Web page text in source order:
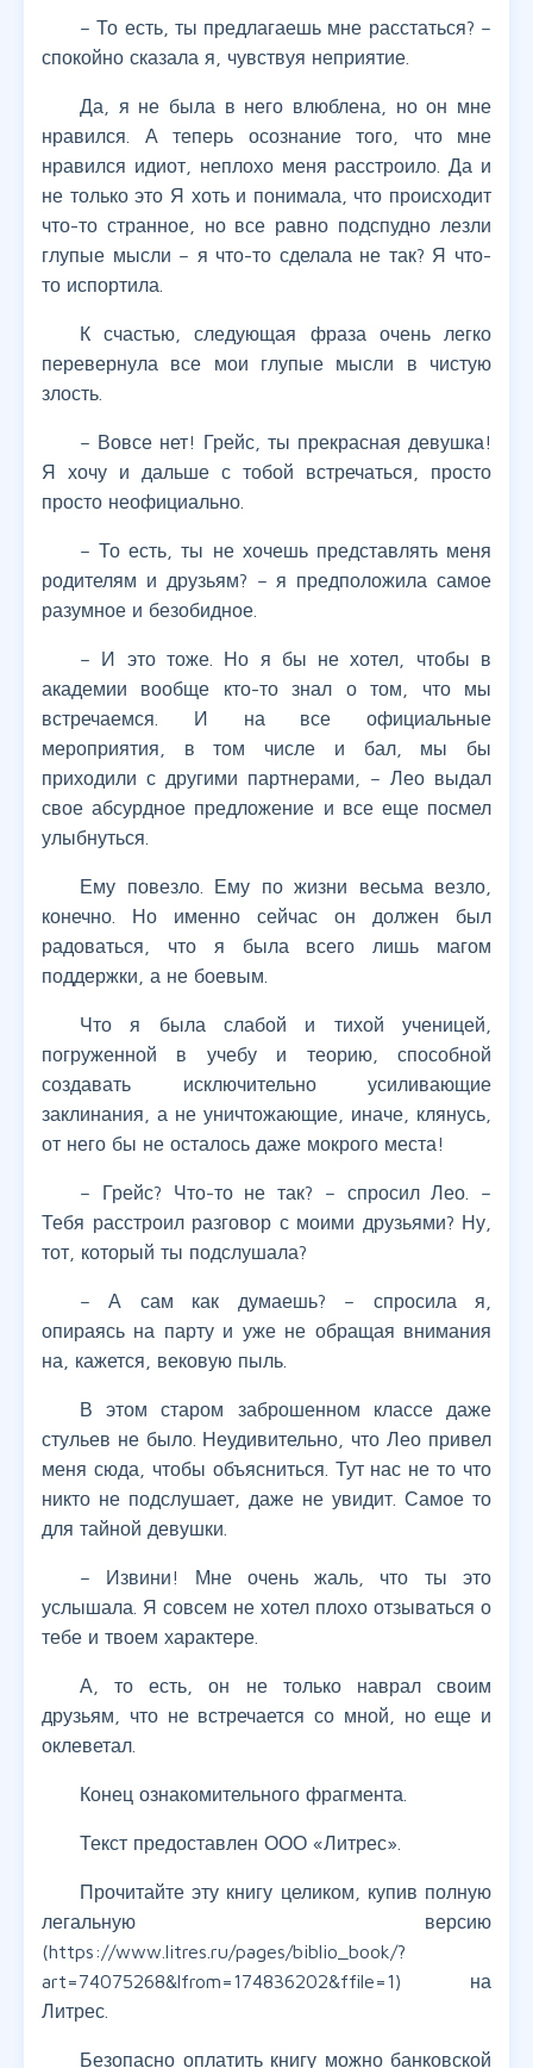
– То есть, ты предлагаешь мне расстаться? –
спокойно сказала я, чувствуя неприятие.
Да, я не была в него влюблена, но он мне
нравился. А теперь осознание того, что мне
нравился идиот, неплохо меня расстроило. Да и
не только это Я хоть и понимала, что происходит
что-то странное, но все равно подспудно лезли
глупые мысли – я что-то сделала не так? Я что-
то испортила.
К счастью, следующая фраза очень легко
перевернула все мои глупые мысли в чистую
злость.
– Вовсе нет! Грейс, ты прекрасная девушка!
Я хочу и дальше с тобой встречаться, просто
просто неофициально.
– То есть, ты не хочешь представлять меня
родителям и друзьям? – я предположила самое
разумное и безобидное.
– И это тоже. Но я бы не хотел, чтобы в
академии вообще кто-то знал о том, что мы
встречаемся. И на все официальные
мероприятия, в том числе и бал, мы бы
приходили с другими партнерами, – Лео выдал
свое абсурдное предложение и все еще посмел
улыбнуться.
Ему повезло. Ему по жизни весьма везло,
конечно. Но именно сейчас он должен был
радоваться, что я была всего лишь магом
поддержки, а не боевым.
Что я была слабой и тихой ученицей,
погруженной в учебу и теорию, способной
создавать исключительно усиливающие
заклинания, а не уничтожающие, иначе, клянусь,
от него бы не осталось даже мокрого места!
– Грейс? Что-то не так? – спросил Лео. –
Тебя расстроил разговор с моими друзьями? Ну,
тот, который ты подслушала?
– А сам как думаешь? – спросила я,
опираясь на парту и уже не обращая внимания
на, кажется, вековую пыль.
В этом старом заброшенном классе даже
стульев не было. Неудивительно, что Лео привел
меня сюда, чтобы объясниться. Тут нас не то что
никто не подслушает, даже не увидит. Самое то
для тайной девушки.
– Извини! Мне очень жаль, что ты это
услышала. Я совсем не хотел плохо отзываться о
тебе и твоем характере.
А, то есть, он не только наврал своим
друзьям, что не встречается со мной, но еще и
оклеветал.
Конец ознакомительного фрагмента.
Текст предоставлен ООО «Литрес».
Прочитайте эту книгу целиком, купив полную
легальную версию
(https://www.litres.ru/pages/biblio_book/?
art=74075268&lfrom=174836202&ffile=1) на
Литрес.
Безопасно оплатить книгу можно банковской